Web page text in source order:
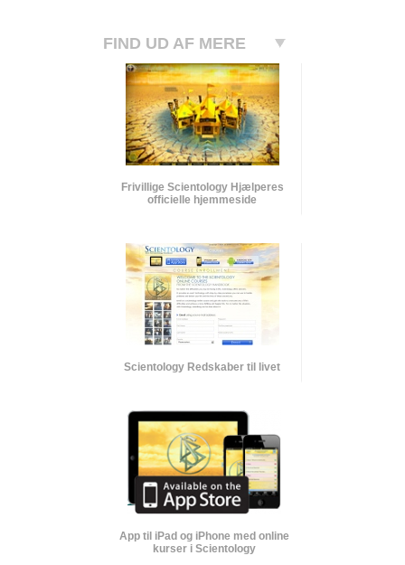
FIND UD AF MERE
Frivillige Scientology Hjælperes
officielle hjemmeside
Scientology Redskaber til livet
App til iPad og iPhone med online
kurser i Scientology